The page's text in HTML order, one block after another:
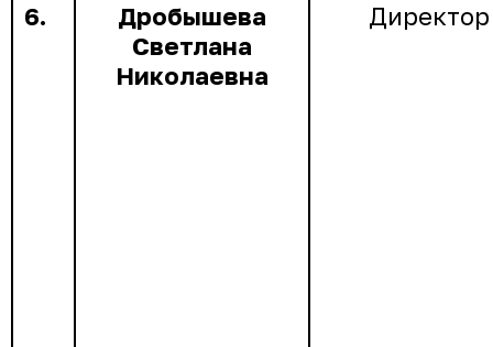
6.
Дробышева
Светлана
Николаевна
Директор